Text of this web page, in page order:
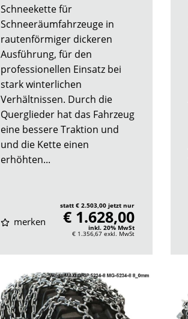
Schneekette für
Schneeräumfahrzeuge in
rautenförmiger dickeren
Ausführung, für den
professionellen Einsatz bei
stark winterlichen
Verhältnissen. Durch die
Querglieder hat das Fahrzeug
eine bessere Traktion und
und die Kette einen
erhöhten...
merken
statt € 2.503,00 jetzt nur
€ 1.628,00
inkl. 20% MwSt
€ 1.356,67 exkl. MwSt